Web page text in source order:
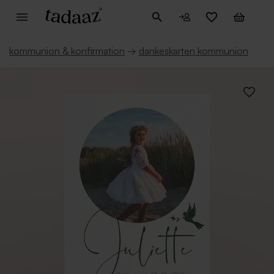
kommunion & konfirmation → dankeskarten kommunion